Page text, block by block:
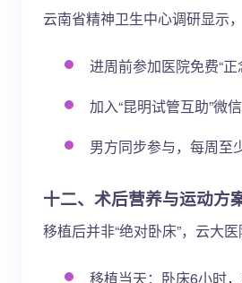
云南省精神卫生中心调研显示
进周前参加医院免费“
加入“昆明试管互助”微
男方同步参与，每周至
十二、术后营养与运动方
移植后并非“绝对卧床”，云大医
移植当天：卧床6小时